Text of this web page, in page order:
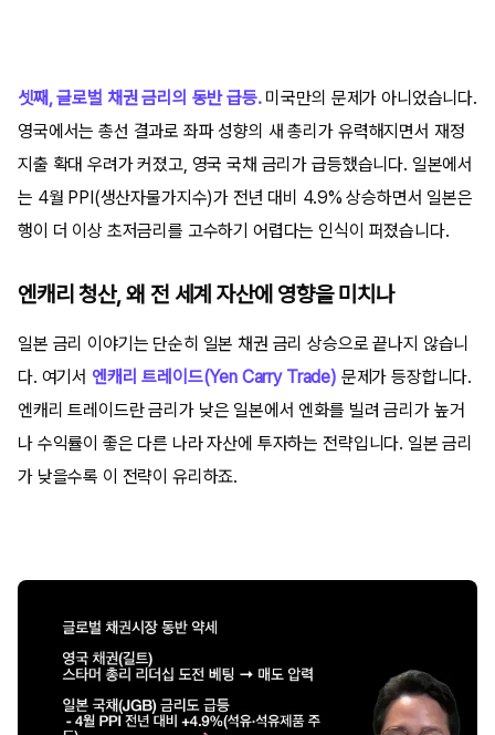
셋째, 글로벌 채권 금리의 동반 급등.미국만의 문제가 아니었습니다.
영국에서는 총선 결과로 좌파 성향의 새 총리가 유력해지면서 재정
지출 확대 우려가 커졌고, 영국 국채 금리가 급등했습니다. 일본에서
는 4월 PPI(생산자물가지수)가 전년 대비 4.9% 상승하면서 일본은
행이 더 이상 초저금리를 고수하기 어렵다는 인식이 퍼졌습니다.
엔캐리 청산, 왜 전 세계 자산에 영향을 미치나
일본 금리 이야기는 단순히 일본 채권 금리 상승으로 끝나지 않습니
다. 여기서 엔캐리 트레이드(Yen Carry Trade) 문제가 등장합니다.
엔캐리 트레이드란 금리가 낮은 일본에서 엔화를 빌려 금리가 높거
나 수익률이 좋은 다른 나라 자산에 투자하는 전략입니다. 일본 금리
가 낮을수록 이 전략이 유리하죠.